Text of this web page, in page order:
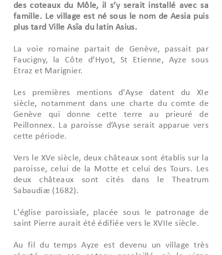
des coteaux du Môle, il s’y serait installé avec sa
famille. Le village est né sous le nom de Aesia puis
plus tard Ville Asïa du latin Asius.
La voie romaine partait de Genève, passait par
Faucigny, la Côte d’Hyot, St Etienne, Ayze sous
Etraz et Marignier.
Les premières mentions d'Ayse datent du XIe
siècle, notamment dans une charte du comte de
Genève qui donne cette terre au prieuré de
Peillonnex. La paroisse d’Ayse serait apparue vers
cette période.
Vers le XVe siècle, deux châteaux sont établis sur la
paroisse, celui de la Motte et celui des Tours. Les
deux châteaux sont cités dans le Theatrum
Sabaudiæ (1682).
L'église paroissiale, placée sous le patronage de
saint Pierre aurait été édifiée vers le XVIIe siècle.
Au fil du temps Ayze est devenu un village très